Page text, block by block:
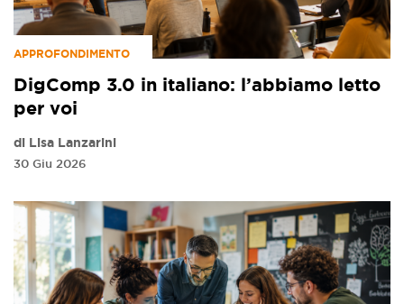
APPROFONDIMENTO
DigComp 3.0 in italiano: l’abbiamo letto
per voi
di Lisa Lanzarini
30 Giu 2026